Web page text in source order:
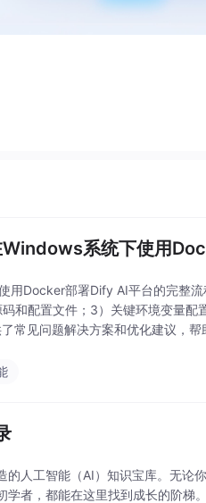
Windows系统下使用
用Docker部署Dify AI平台的完整
和配置文件；3）关键环境变量配
常见问题解决方案和优化建议，
的人工智能（AI）知识宝库。无论
学者，都能在这里找到成长的阶梯